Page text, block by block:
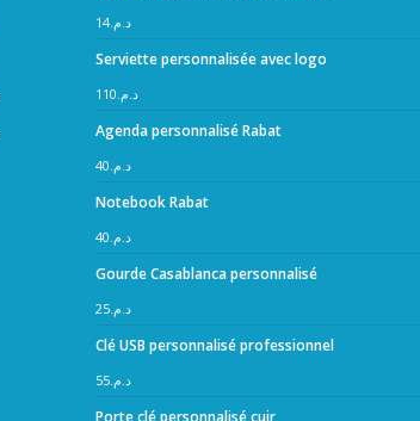
د.م.14
Serviette personnalisée avec logo
د.م.110
Agenda personnalisé Rabat
د.م.40
Notebook Rabat
د.م.40
Gourde Casablanca personnalisé
د.م.25
Clé USB personnalisé professionnel
د.م.55